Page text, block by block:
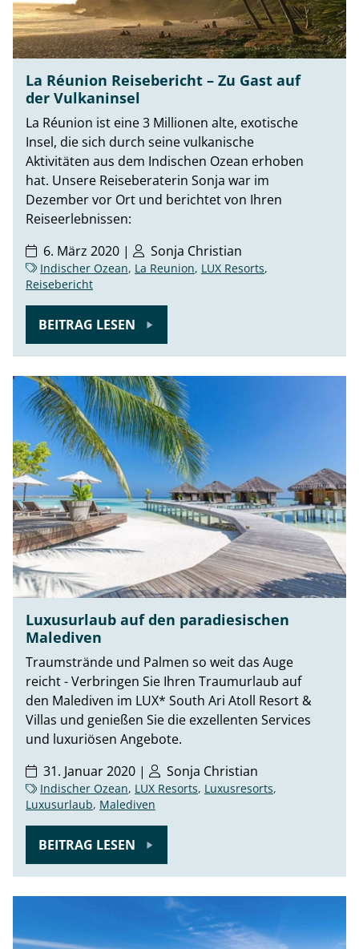
La Réunion Reisebericht – Zu Gast auf
der Vulkaninsel
La Réunion ist eine 3 Millionen alte, exotische
Insel, die sich durch seine vulkanische
Aktivitäten aus dem Indischen Ozean erhoben
hat. Unsere Reiseberaterin Sonja war im
Dezember vor Ort und berichtet von Ihren
Reiseerlebnissen:
6. März 2020 |
Sonja Christian
Indischer Ozean, La Reunion, LUX Resorts,
Reisebericht
BEITRAG LESEN
Luxusurlaub auf den paradiesischen
Malediven
Traumstrände und Palmen so weit das Auge
reicht - Verbringen Sie Ihren Traumurlaub auf
den Malediven im LUX* South Ari Atoll Resort &
Villas und genießen Sie die exzellenten Services
und luxuriösen Angebote.
31. Januar 2020 |
Sonja Christian
Indischer Ozean, LUX Resorts, Luxusresorts,
Luxusurlaub, Malediven
BEITRAG LESEN